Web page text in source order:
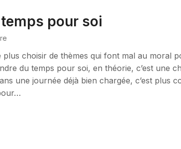
pour soi
plus choisir de thèmes qui font mal au moral
du temps pour soi, en théorie, c’est une
une journée déjà bien chargée, c’est plus